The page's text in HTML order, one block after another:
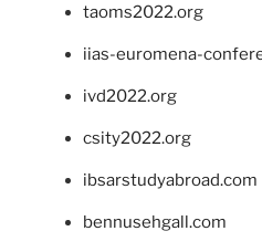
taoms2022.org
iias-euromena-
ivd2022.org
csity2022.org
ibsarstudyabroad.com
bennusehgall.com